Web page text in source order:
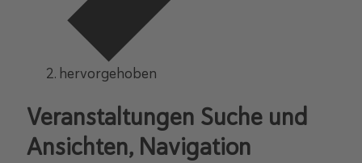
hervorgehoben
Veranstaltungen Suche und
Ansichten, Navigation